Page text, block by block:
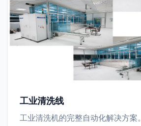
工业清洗线
工业清洗机的完整自动化解决方案。